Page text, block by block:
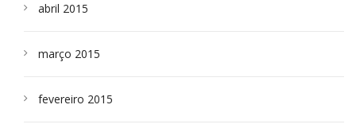
abril 2015
março 2015
fevereiro 2015